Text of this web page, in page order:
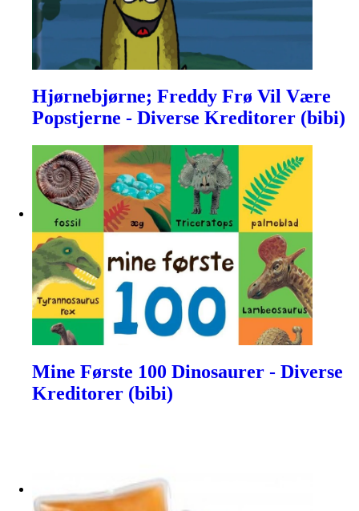
Hjørnebjørne; Freddy Frø Vil Være
Popstjerne - Diverse Kreditorer (bibi)
Mine Første 100 Dinosaurer - Diverse
Kreditorer (bibi)